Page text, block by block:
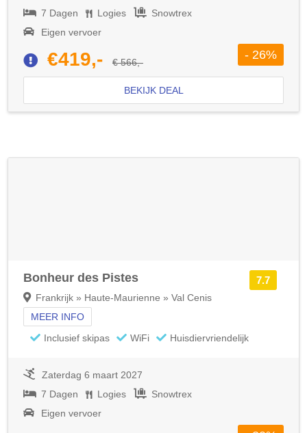
7 Dagen
Logies
Snowtrex
Eigen vervoer
€419,- € 566,-
- 26%
BEKIJK DEAL
7.7
Bonheur des Pistes
Frankrijk » Haute-Maurienne » Val Cenis
MEER INFO
Inclusief skipas
WiFi Huisdiervriendelijk
Zaterdag 6 maart 2027
7 Dagen
Logies
Snowtrex
Eigen vervoer